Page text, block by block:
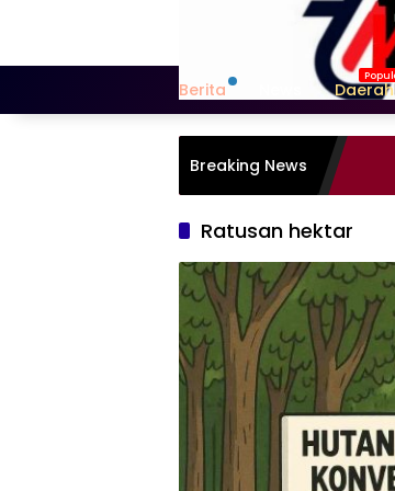
Berita Daerah
Breaking News
Ratusan hektar